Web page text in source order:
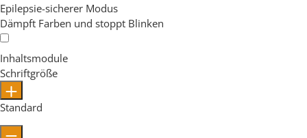
Epilepsie-sicherer Modus
Dämpft Farben und stoppt Blinken
Inhaltsmodule
Schriftgröße
Standard